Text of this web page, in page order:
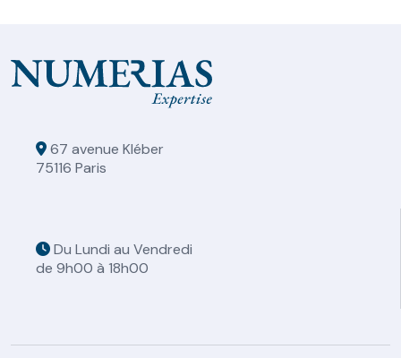
67 avenue Kléber
75116 Paris
Du Lundi au Vendredi
de 9h00 à 18h00